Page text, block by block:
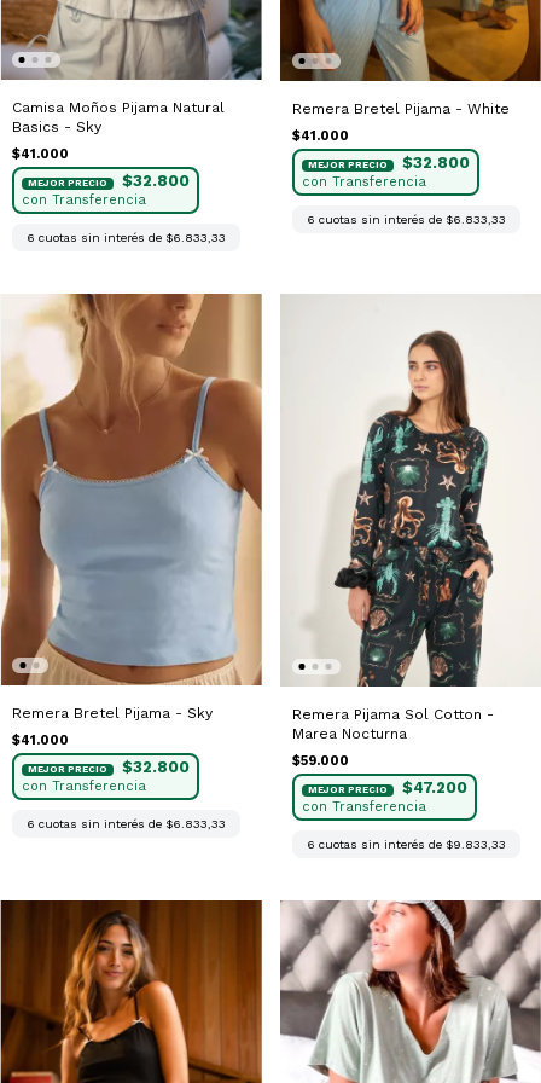
Camisa Moños Pijama Natural
Basics - Sky
$41.000
$32.800
6 cuotas sin interés de $6.833,33
Remera Bretel Pijama - White
$41.000
$32.800
6 cuotas sin interés de $6.833,33
Remera Bretel Pijama - Sky
$41.000
$32.800
6 cuotas sin interés de $6.833,33
Remera Pijama Sol Cotton -
Marea Nocturna
$59.000
$47.200
6 cuotas sin interés de $9.833,33